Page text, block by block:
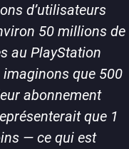
d’utilisateurs
50 millions de
au PlayStation
imaginons que 500
abonnement
que 1
— ce qui est